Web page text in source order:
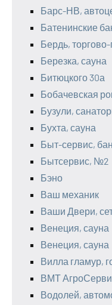
Барс-НВ,
Батенинские
Бердь,
Березка, сауна
Битюцкого 30а
Бобачевская
Бузули,
Бухта, сауна
Быт-сервис,
Бытсервис, №2
Бэно
Ваш механик
Ваши Двери,
Венеция, сауна
Венеция, сауна
Вилла гламур,
ВМТ
Водолей,